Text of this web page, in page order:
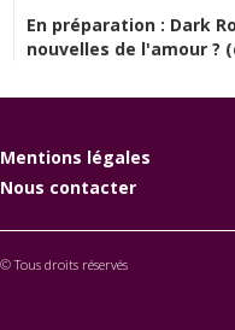
En préparation : Dark
nouvelles de l'amour ?
Mentions légales
Nous contacter
© Tous droits réservés